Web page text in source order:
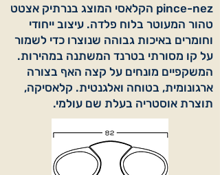
pince-nez הקלאסי המוצג בנרתיק אצטט
טהור המעוטר בלוח פלדה. עיצוב ייחודי
וחומרים באיכות גבוהה שנוצרו כדי לשמור
על קו מסורתי בטרנד המשתנה במהירות.
המשקפיים מונחים על קצה האף בצורה
ארגונומית, בטוחה ואלגנטית. קלאסיקה,
תוצרת אוסטריה בעלת שם עולמי.